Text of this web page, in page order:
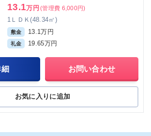
13.1万円 (管理費 6,000円)
1ＬＤＫ(48.34㎡)
敷金 13.1万円
礼金 19.65万円
お問い合わせ
お気に入りに追加